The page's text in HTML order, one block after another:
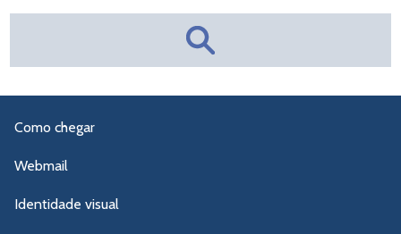
Como chegar
Webmail
Identidade visual